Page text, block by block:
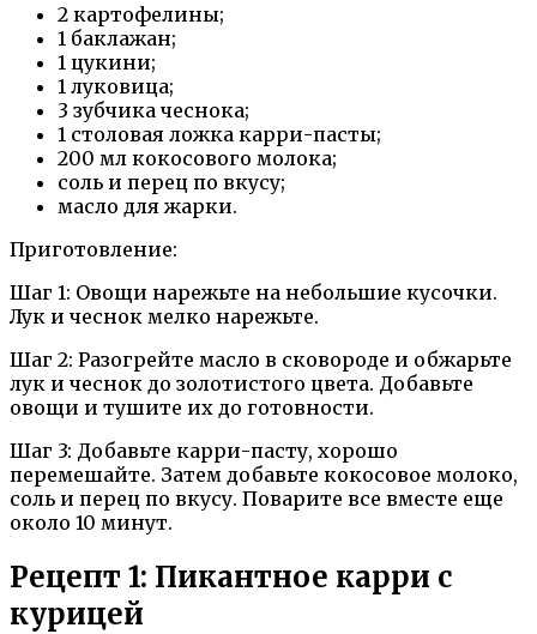
2 картофелины;
1 баклажан;
1 цукини;
1 луковица;
3 зубчика чеснока;
1 столовая ложка карри-пасты;
200 мл кокосового молока;
соль и перец по вкусу;
масло для жарки.
Приготовление:
Шаг 1: Овощи нарежьте на небольшие кусочки.
Лук и чеснок мелко нарежьте.
Шаг 2: Разогрейте масло в сковороде и обжарьте
лук и чеснок до золотистого цвета. Добавьте
овощи и тушите их до готовности.
Шаг 3: Добавьте карри-пасту, хорошо
перемешайте. Затем добавьте кокосовое молоко,
соль и перец по вкусу. Поварите все вместе еще
около 10 минут.
Рецепт 1: Пикантное карри с
курицей